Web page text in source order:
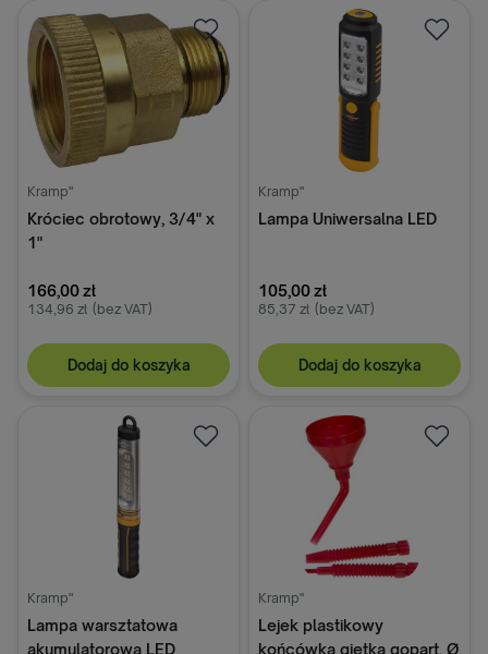
Kramp"
Króciec obrotowy, 3/4" x
1"
166,00 zł
134,96 zł (bez VAT)
Dodaj do koszyka
Kramp"
Lampa Uniwersalna LED
105,00 zł
85,37 zł (bez VAT)
Dodaj do koszyka
Kramp"
Lampa warsztatowa
akumulatorowa LED
Kramp"
Lejek plastikowy
końcówka giętka gopart, Ø